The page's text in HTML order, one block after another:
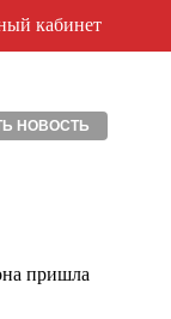
кабинет
НОВОСТЬ
пришла